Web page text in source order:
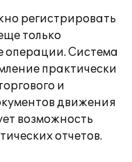
регистрировать
только
операции. Система
практически
и
движения
возможность
отчетов.